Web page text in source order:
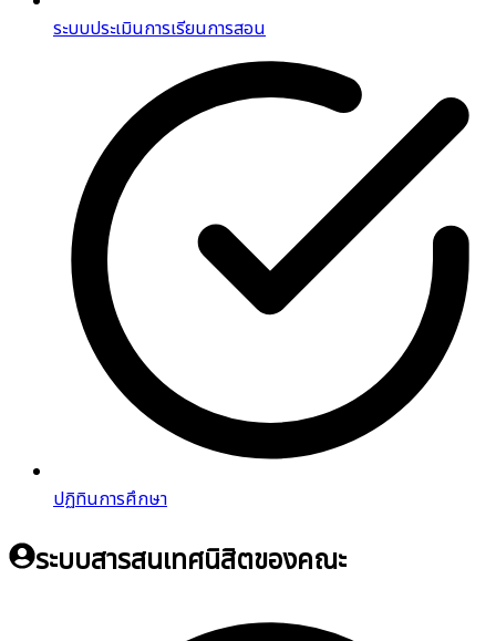
ระบบประเมินการเรียนการสอน
ปฏิทินการศึกษา
ระบบสารสนเทศนิสิตของคณะ